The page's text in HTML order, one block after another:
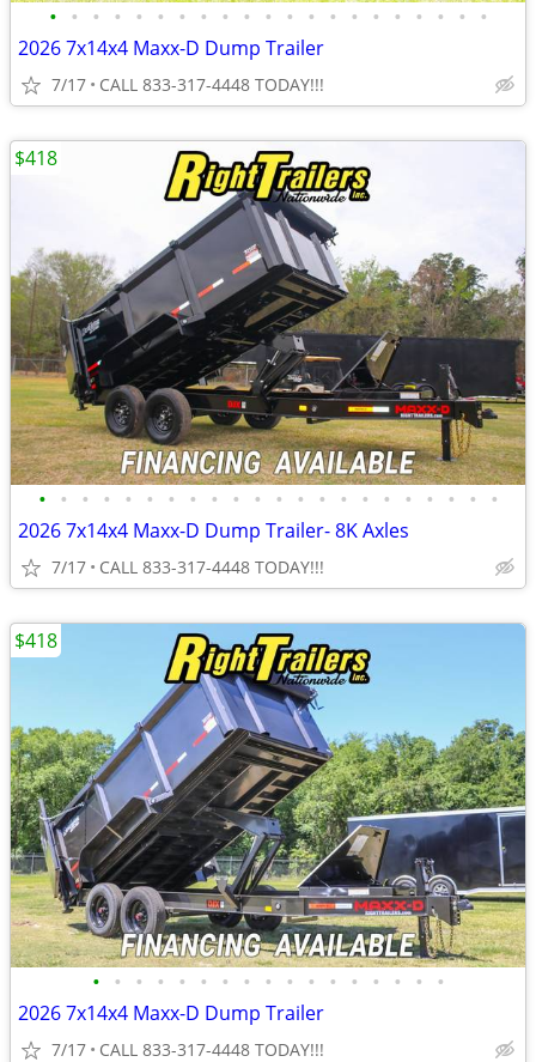
• • • • • • • • • • • • • • • • • • • • •
2026 7x14x4 Maxx-D Dump Trailer
7/17 CALL 833-317-4448 TODAY!!!
• • • • • • • • • • • • • • • • • • • • • •
2026 7x14x4 Maxx-D Dump Trailer- 8K Axles
7/17 CALL 833-317-4448 TODAY!!!
$418
• • • • • • • • • • • • • • • • •
2026 7x14x4 Maxx-D Dump Trailer
7/17 CALL 833-317-4448 TODAY!!!
$418